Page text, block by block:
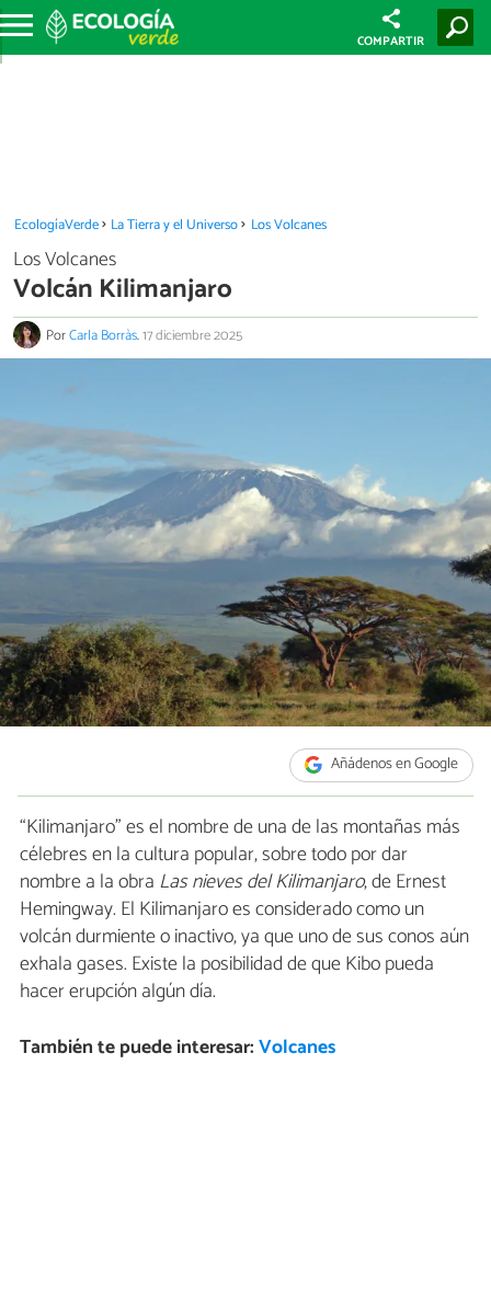
COMPARTIR
EcologíaVerde La Tierra y el Universo Los Volcanes
Los Volcanes
Volcán Kilimanjaro
PorCarla Borràs.17 diciembre 2025
Añádenos en Google
“Kilimanjaro” es el nombre de una de las montañas más
célebres en la cultura popular, sobre todo por dar
nombre a la obra Las nieves del Kilimanjaro, de Ernest
Hemingway. El Kilimanjaro es considerado como un
volcán durmiente o inactivo, ya que uno de sus conos aún
exhala gases. Existe la posibilidad de que Kibo pueda
hacer erupción algún día.
También te puede interesar:Volcanes